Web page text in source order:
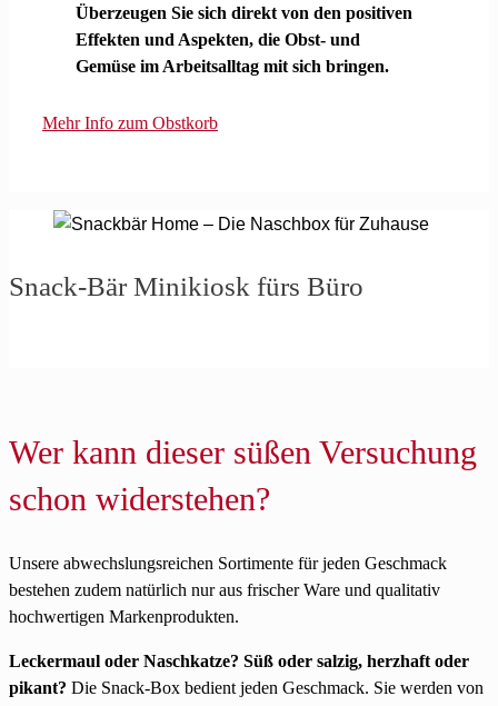
Überzeugen Sie sich direkt von den positiven
Effekten und Aspekten, die Obst- und
Gemüse im Arbeitsalltag mit sich bringen.
Mehr Info zum Obstkorb
Snack-Bär Minikiosk fürs Büro
Wer kann dieser süßen Versuchung
schon widerstehen?
Unsere abwechslungsreichen Sortimente für jeden Geschmack
bestehen zudem natürlich nur aus frischer Ware und qualitativ
hochwertigen Markenprodukten.
Leckermaul oder Naschkatze? Süß oder salzig, herzhaft oder
pikant? Die Snack-Box bedient jeden Geschmack. Sie werden von